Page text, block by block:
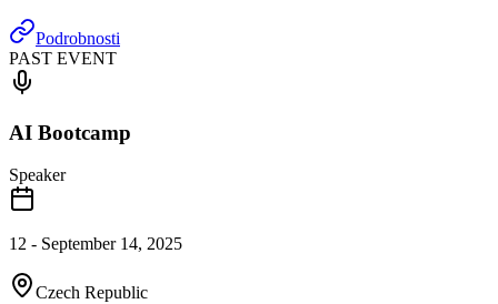
Podrobnosti
PAST EVENT
AI Bootcamp
Speaker
12 - September 14, 2025
Czech Republic